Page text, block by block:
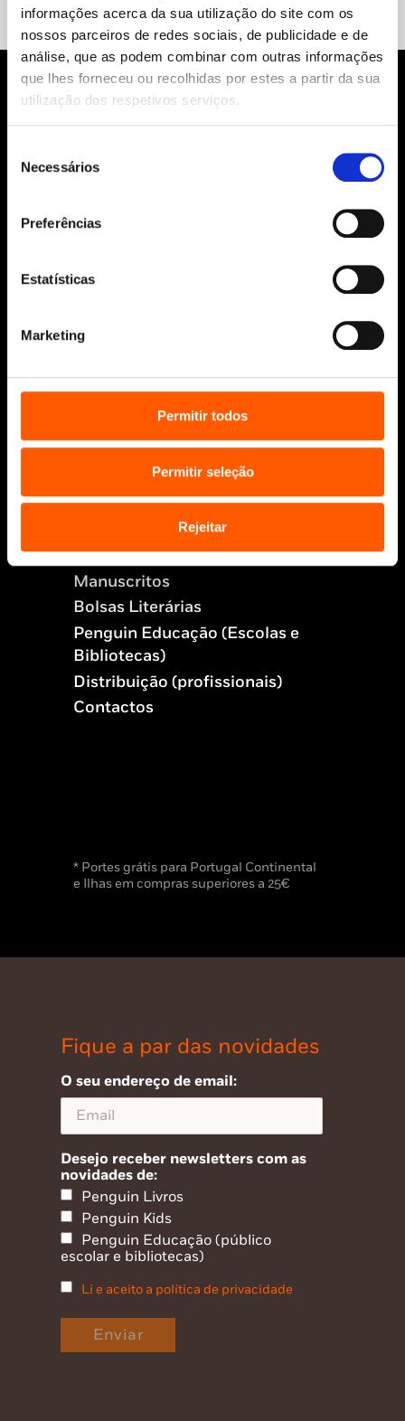
informações acerca da sua utilização do site com os
nossos parceiros de redes sociais, de publicidade e de
análise, que as podem combinar com outras informações
que lhes forneceu ou recolhidas por estes a partir da sua
utilização dos respetivos serviços.
Necessários
Preferências
Estatísticas
Marketing
Permitir todos
Permitir seleção
Rejeitar
Siga-nos:
Política de Cookies
Ajuda, Termos e Condições
© 2026 Penguin Random House Grupo Editorial
Unipessoal Lda.
Sobre nós
Manuscritos
Bolsas Literárias
Penguin Educação (Escolas e
Bibliotecas)
Distribuição (profissionais)
Contactos
* Portes grátis para Portugal Continental
e Ilhas em compras superiores a 25€
Fique a par das novidades
O seu endereço de email:
Desejo receber newsletters com as
novidades de:
Penguin Livros
Penguin Kids
Penguin Educação (público
escolar e bibliotecas)
Li e aceito a política de privacidade